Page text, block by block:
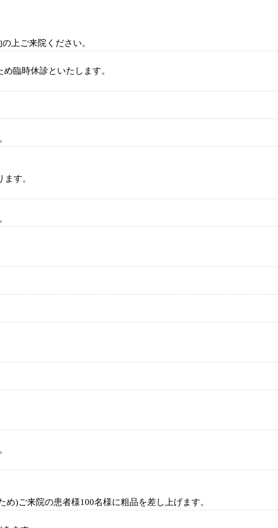
上 ご来院ください。
臨時休診といたします。
す。
)ご来院の患者様100名様に粗品を差し上げます。